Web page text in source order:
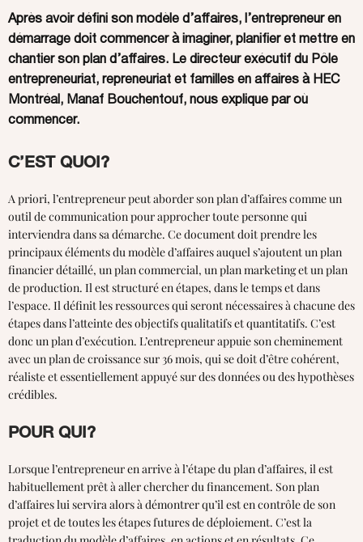
Après avoir défini son modèle d’affaires, l’entrepreneur en
démarrage doit commencer à imaginer, planifier et mettre en
chantier son plan d’affaires. Le directeur exécutif du Pôle
entrepreneuriat, repreneuriat et familles en affaires à HEC
Montréal, Manaf Bouchentouf, nous explique par où
commencer.
C’EST QUOI?
A priori, l’entrepreneur peut aborder son plan d’affaires comme un
outil de communication pour approcher toute personne qui
interviendra dans sa démarche. Ce document doit prendre les
principaux éléments du modèle d’affaires auquel s’ajoutent un plan
financier détaillé, un plan commercial, un plan marketing et un plan
de production. Il est structuré en étapes, dans le temps et dans
l’espace. Il définit les ressources qui seront nécessaires à chacune des
étapes dans l’atteinte des objectifs qualitatifs et quantitatifs. C’est
donc un plan d’exécution. L’entrepreneur appuie son cheminement
avec un plan de croissance sur 36 mois, qui se doit d’être cohérent,
réaliste et essentiellement appuyé sur des données ou des hypothèses
crédibles.
POUR QUI?
Lorsque l’entrepreneur en arrive à l’étape du plan d’affaires, il est
habituellement prêt à aller chercher du financement. Son plan
d’affaires lui servira alors à démontrer qu’il est en contrôle de son
projet et de toutes les étapes futures de déploiement. C’est la